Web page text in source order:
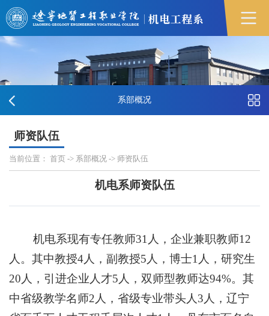
系部概况
师资队伍
当前位置： 首页 -> 系部概况 -> 师资队伍
机电系师资队伍
机电系现有专任教师31人，企业兼职教师12
人。其中教授4人，副教授5人，博士1人，研究生
20人，引进企业人才5人，双师型教师达94%。其
中省级教学名师2人，省级专业带头人3人，辽宁